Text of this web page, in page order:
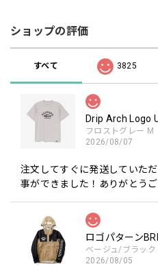
ショップの評価
すべて 3825
Drip Arch Logo
フロストグレー M
2026/08/07
注文してすぐに発送していた
事ができました！ありがとうご
ベージュ/ブラッ
2026/08/05